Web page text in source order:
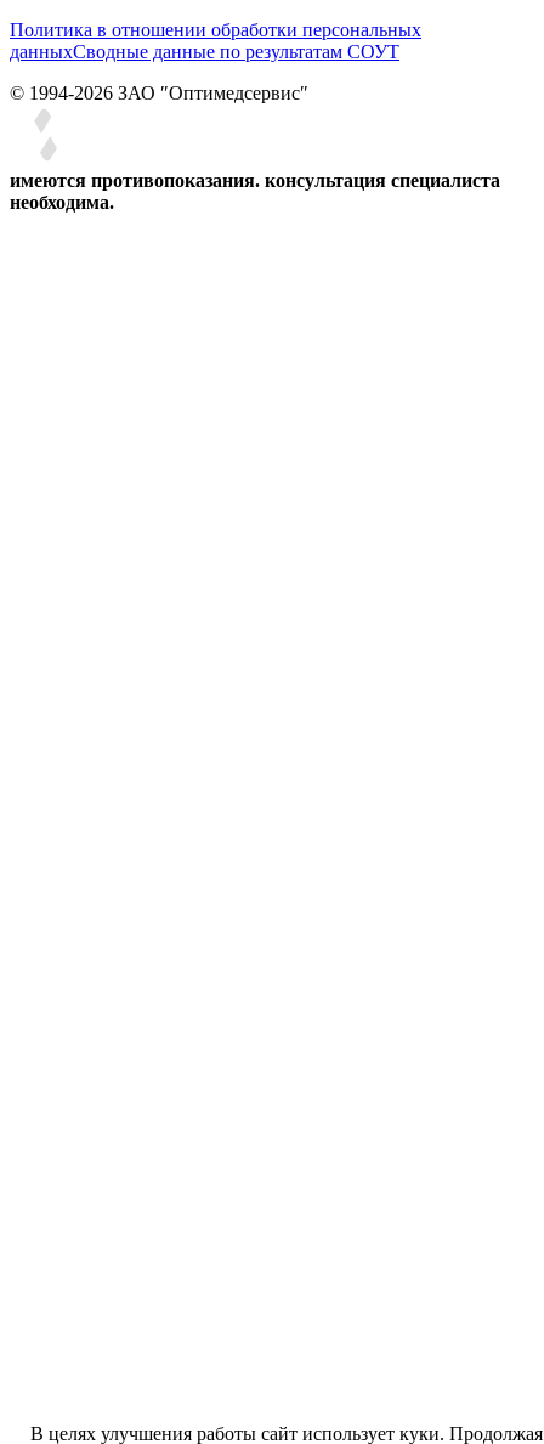
Политика в отношении обработки персональных
данныхСводные данные по результатам СОУТ
© 1994-2026 ЗАО ″Оптимедсервис″
имеются противопоказания. консультация специалиста
необходима.
В целях улучшения работы сайт использует куки. Продолжая